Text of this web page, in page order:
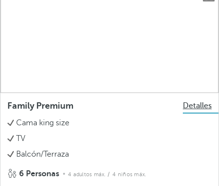
Family Premium
Detalles
Cama king size
TV
Balcón/Terraza
6 Personas 4 adultos máx. / 4 niños máx.